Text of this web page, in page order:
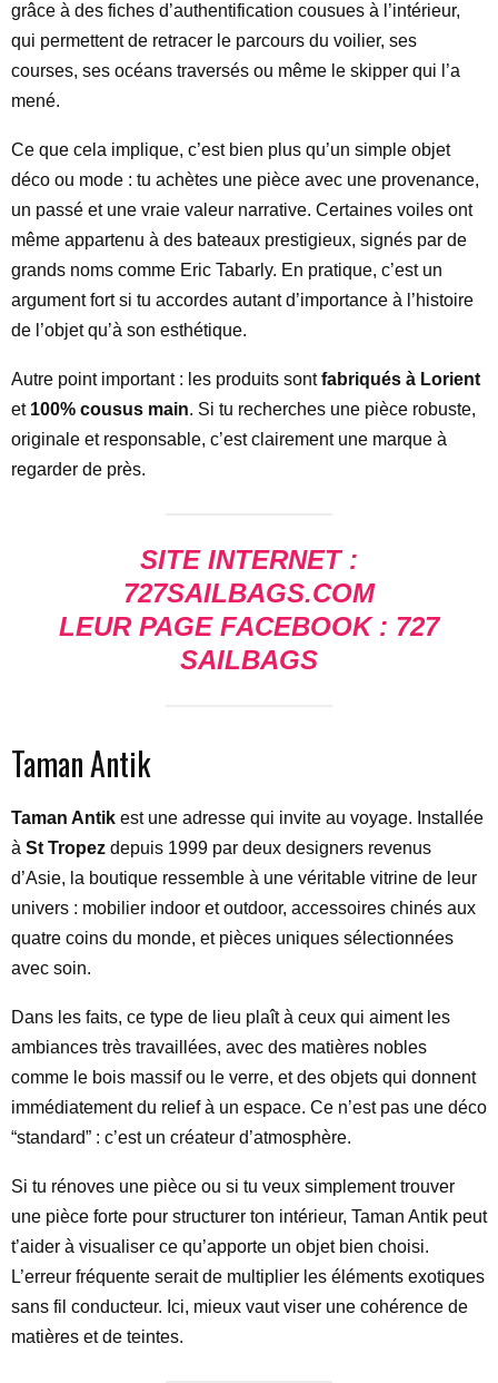
grâce à des fiches d’authentification cousues à l’intérieur,
qui permettent de retracer le parcours du voilier, ses
courses, ses océans traversés ou même le skipper qui l’a
mené.
Ce que cela implique, c’est bien plus qu’un simple objet
déco ou mode : tu achètes une pièce avec une provenance,
un passé et une vraie valeur narrative. Certaines voiles ont
même appartenu à des bateaux prestigieux, signés par de
grands noms comme Eric Tabarly. En pratique, c’est un
argument fort si tu accordes autant d’importance à l’histoire
de l’objet qu’à son esthétique.
Autre point important : les produits sontfabriqués à Lorient
et 100% cousus main. Si tu recherches une pièce robuste,
originale et responsable, c’est clairement une marque à
regarder de près.
SITE INTERNET :
727SAILBAGS.COM
LEUR PAGE FACEBOOK : 727
SAILBAGS
Taman Antik
Taman Antik est une adresse qui invite au voyage. Installée
à St Tropez depuis 1999 par deux designers revenus
d’Asie, la boutique ressemble à une véritable vitrine de leur
univers : mobilier indoor et outdoor, accessoires chinés aux
quatre coins du monde, et pièces uniques sélectionnées
avec soin.
Dans les faits, ce type de lieu plaît à ceux qui aiment les
ambiances très travaillées, avec des matières nobles
comme le bois massif ou le verre, et des objets qui donnent
immédiatement du relief à un espace. Ce n’est pas une déco
“standard” : c’est un créateur d’atmosphère.
Si tu rénoves une pièce ou si tu veux simplement trouver
une pièce forte pour structurer ton intérieur, Taman Antik peut
t’aider à visualiser ce qu’apporte un objet bien choisi.
L’erreur fréquente serait de multiplier les éléments exotiques
sans fil conducteur. Ici, mieux vaut viser une cohérence de
matières et de teintes.